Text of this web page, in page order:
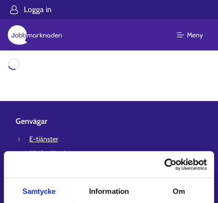
Samtycke Information Om
Logga in
Meny
Laddar
Genvägar
E-tjänster
Min karriärstig
Lediga arbetsplatser
Information och aktuellt på andra språk